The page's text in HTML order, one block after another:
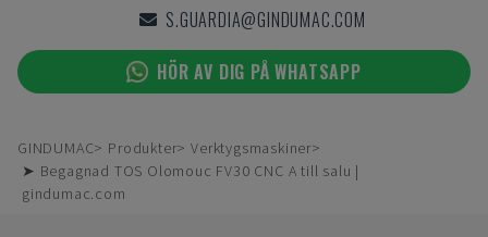
S.GUARDIA@GINDUMAC.COM
HÖR AV DIG PÅ WHATSAPP
GINDUMAC Produkter
Verktygsmaskiner
➤ Begagnad TOS Olomouc FV30 CNC A till salu |
gindumac.com